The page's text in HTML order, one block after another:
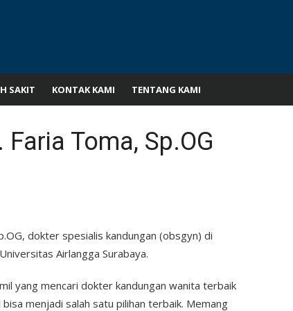
SAKIT KONTAK KAMI TENTANG KAMI
Toma, Sp.OG
dokter spesialis kandungan (obsgyn) di
Airlangga Surabaya.
yang mencari dokter kandungan wanita terbaik
menjadi salah satu pilihan terbaik. Memang